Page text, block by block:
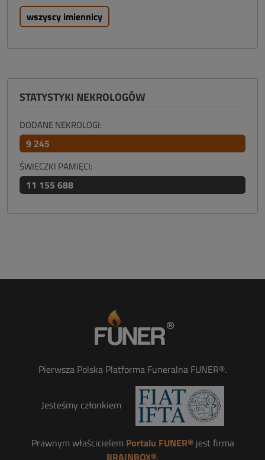
wszyscy imiennicy
STATYSTYKI NEKROLOGÓW
DODANE NEKROLOGI:
9 245
ŚWIECZKI PAMIĘCI:
11 155 688
Pierwsza Polska Platforma Funeralna FUNER®.
Jesteśmy członkiem
Prawnym właścicielem Portalu FUNER®jest firma
BRAINBOX®.